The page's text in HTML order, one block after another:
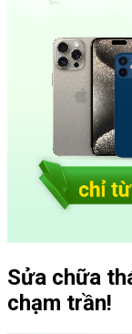
Sửa chữa
chạm trần!